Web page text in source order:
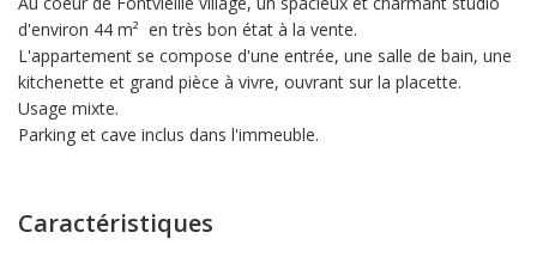
d'environ 44 m² en très bon état à la vente.
L'appartement se compose d'une entrée, une salle de bain, une
kitchenette et grand pièce à vivre, ouvrant sur la placette.
Usage mixte.
Parking et cave inclus dans l'immeuble.
Caractéristiques